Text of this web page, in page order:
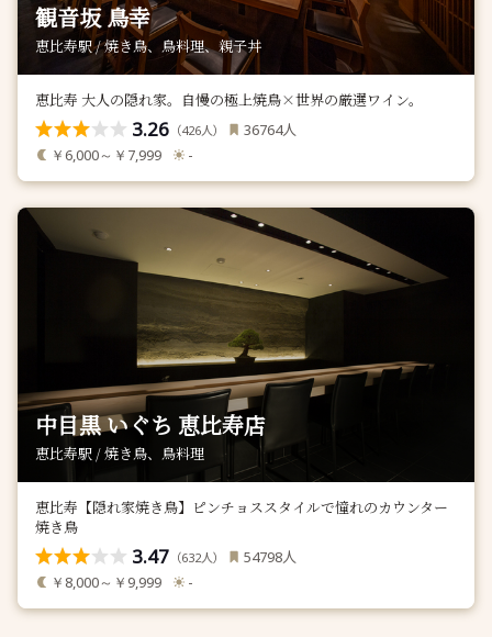
観音坂 鳥幸
恵比寿駅 / 焼き鳥、鳥料理、親子丼
恵比寿 大人の隠れ家。自慢の極上焼鳥×世界の厳選ワイン。
3.26 （426人） 36764人
￥6,000～￥7,999 -
中目黒 いぐち 恵比寿店
恵比寿駅 / 焼き鳥、鳥料理
恵比寿【隠れ家焼き鳥】ピンチョススタイルで憧れのカウンター
焼き鳥
3.47 （632人） 54798人
￥8,000～￥9,999 -